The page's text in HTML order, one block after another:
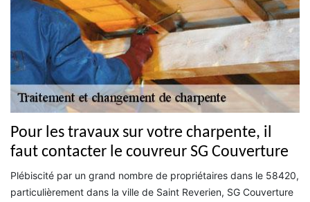
Pour les travaux sur votre charpente, il
faut contacter le couvreur SG Couverture
Plébiscité par un grand nombre de propriétaires dans le 58420,
particulièrement dans la ville de Saint Reverien, SG Couverture